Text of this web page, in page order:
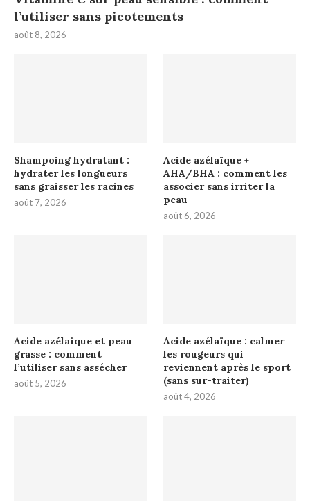
l’utiliser sans picotements
août 8, 2026
Shampoing hydratant :
hydrater les longueurs
sans graisser les racines
août 7, 2026
Acide azélaïque +
AHA/BHA : comment les
associer sans irriter la
peau
août 6, 2026
Acide azélaïque et peau
grasse : comment
l’utiliser sans assécher
août 5, 2026
Acide azélaïque : calmer
les rougeurs qui
reviennent après le sport
(sans sur-traiter)
août 4, 2026